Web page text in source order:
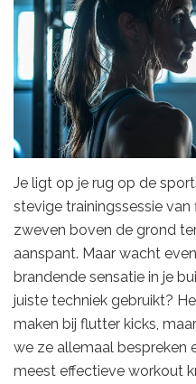
Je ligt op je rug op de
stevige trainingssessie van
zweven boven de grond
aanspant. Maar wacht
brandende sensatie in je
juiste techniek gebruikt?
maken bij flutter kicks,
we ze allemaal bespreken
meest effectieve workout